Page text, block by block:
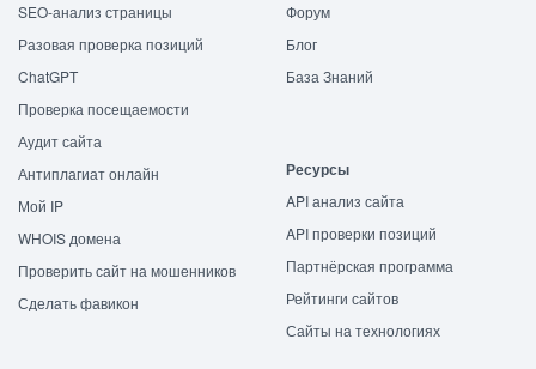
SEO-анализ страницы
Разовая проверка позиций
ChatGPT
Проверка посещаемости
Аудит сайта
Антиплагиат онлайн
Мой IP
WHOIS домена
Проверить сайт на мошенников
Сделать фавикон
Форум
Блог
База Знаний
Ресурсы
API анализ сайта
API проверки позиций
Партнёрская программа
Рейтинги сайтов
Сайты на технологиях